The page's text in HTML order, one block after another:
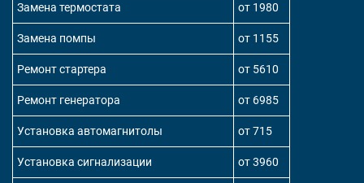
Замена термостата от 1980
Замена помпы от 1155
Ремонт стартера от 5610
Ремонт генератора от 6985
Установка автомагнитолы от 715
Установка сигнализации от 3960